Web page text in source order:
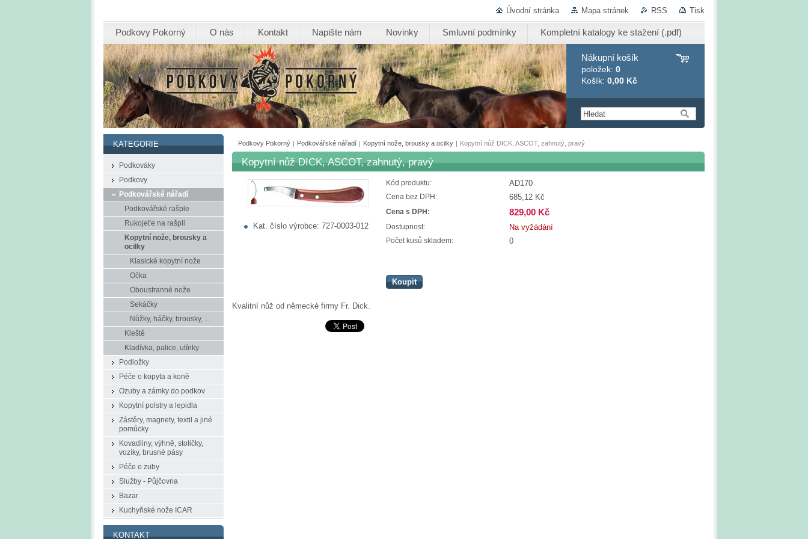
Úvodní stránka Mapa stránek RSS Tisk
Podkovy Pokorný O nás Kontakt Napište nám Novinky Smluvní podmínky Kompletní katalogy ke stažení (.pdf)
Nákupní košík
položek: 0
Košík: 0,00 Kč
Podkovy Pokorný | Podkovářské nářadí | Kopytní nože, brousky a ocilky | Kopytní nůž DICK, ASCOT, zahnutý, pravý
Kopytní nůž DICK, ASCOT, zahnutý, pravý
Kat. číslo výrobce: 727-0003-012
Kód produktu: AD170
Cena bez DPH: 685,12 Kč
Cena s DPH: 829,00 Kč
Dostupnost: Na vyžádání
Počet kusů skladem: 0
Koupit
Kvalitní nůž od německé firmy Fr. Dick.
KATEGORIE
Podkováky
Podkovy
Podkovářské nářadí
Podkovářské rašple
Rukojeťe na rašpli
Kopytní nože, brousky a
ocilky
Klasické kopytní nože
Očka
Oboustranné nože
Sekáčky
Nůžky, háčky, brousky, ...
Kleště
Kladívka, palice, utínky
Podložky
Péče o kopyta a koně
Ozuby a zámky do podkov
Kopytní polstry a lepidla
Zástěry, magnety, textil a jiné
pomůcky
Kovadliny, výhně, stoličky,
vozíky, brusné pásy
Péče o zuby
Služby - Půjčovna
Bazar
Kuchyňské nože ICAR
KONTAKT